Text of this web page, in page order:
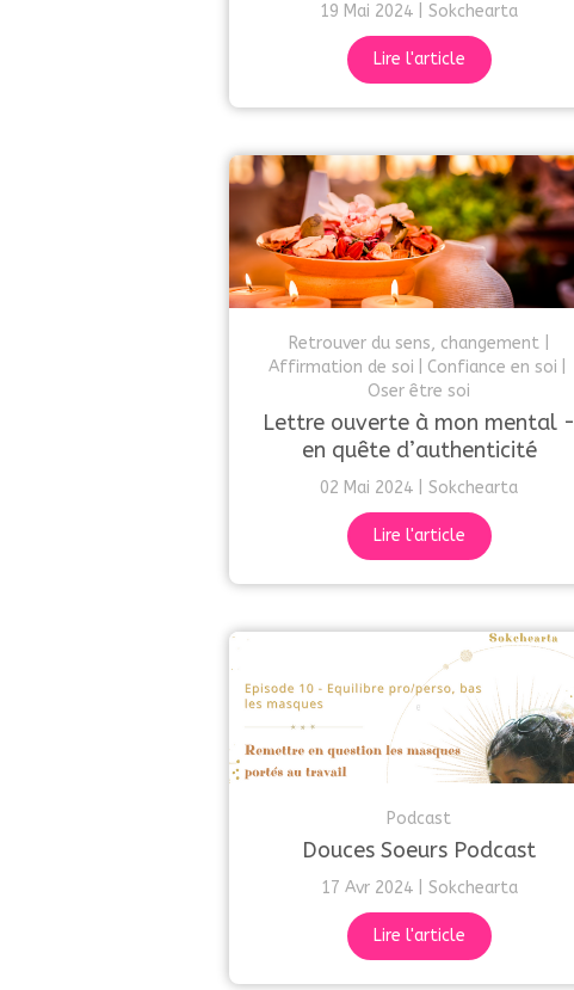
19 Mai 2024 Sokchearta
Lire l'article
Retrouver du sens, changement
Affirmation de soi
Confiance en soi
Oser être soi
Lettre ouverte à mon mental -
en quête d’authenticité
02 Mai 2024 Sokchearta
Lire l'article
Podcast
Douces Soeurs Podcast
17 Avr 2024 Sokchearta
Lire l'article